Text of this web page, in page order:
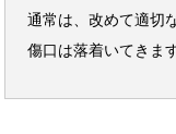
通常は、改めて適切
傷口は落着いてきます